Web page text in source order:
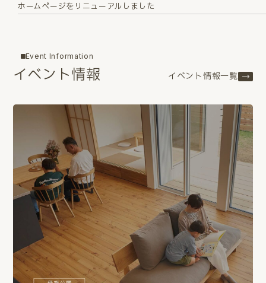
ホームページをリニューアルしました
Event Information
イベント情報 イベント情報一覧